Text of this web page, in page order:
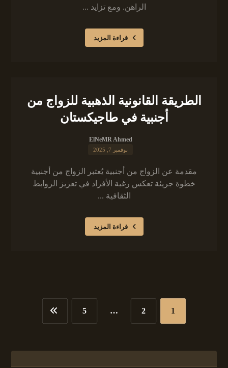
الراهن. ومع تزايد ...
قراءة المزيد
الطريقة القانونية الذهبية للزواج من
أجنبية في طاجيكستان
ElNeMR Ahmed
نوفمبر 7, 2025
مقدمة عن الزواج من أجنبية يُعتبر الزواج من أجنبية
خطوة جريئة تعكس رغبة الأفراد في تعزيز الروابط
الثقافية ...
قراءة المزيد
1
2
…
5